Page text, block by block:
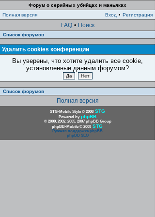
Форум о серийных убийцах и маньяках
Полная версия
Вход • Регистрация
FAQ • Поиск
Список форумов
Удалить cookies конференции
Вы уверены, что хотите удалить все cookie,
установленные данным форумом?
Список форумов
Полная версия
STG-Mobile Style © 2008 STG
Powered by phpBB
© 2000, 2002, 2005, 2007 phpBB Group
phpBB-Mobile © 2008 STG
Русская поддержка phpBB
phpBB SEO